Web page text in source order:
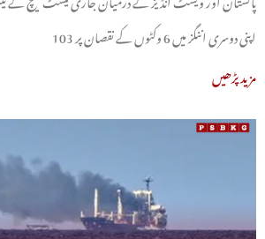
اپنی دوسری اننگز میں 6 وکٹوں کے نقصان پر 103
مزید پڑھیں